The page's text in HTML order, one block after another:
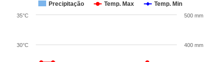
Precipitação Temp. Max Temp. Min
30°C
35°C
400 mm
500 mm